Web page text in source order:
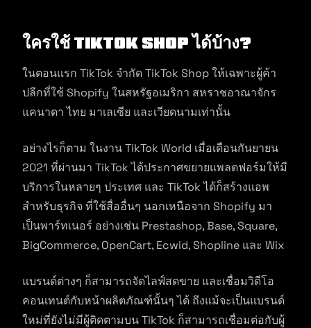
ใครใช้ TikTok Shop ได้บ้าง?
ในตอนแรก TikTok จำกัด TikTok Shop ให้เฉพาะผู้ค้า
ปลีกที่ใช้ Shopify ในสหรัฐอเมริกา สหราชอาณาจักร
แคนาดา ไทย มาเลเซีย และเวียดนามเท่านั้น
อย่างไรก็ตาม ในงาน TikTok World เมื่อเดือนกันยายน
2021 ที่ผ่านมา TikTok ได้ประกาศขยายแพลตฟอร์มให้มี
บริการในหลายๆ ประเทศ และ TikTok ได้ก็สร้างแอพ
สำหรับธุรกิจ ที่ใช้สื่ออื่นๆ นอกเหนือจาก Shopify มา
เป็นพาร์ทเนอร์ อย่างเช่น Prestashop, Base, Square,
BigCommerce, OpenCart, Ecwid, Shopline และ Wix
แบรนด์ต่างๆ ก็สามารถจัดไลฟ์สดขาย และเชื่อมวิดีโอ
คอนเทนต์กับหน้าผลิตภัณฑ์นั้นๆ ได้ ถึงแม้จะเป็นแบรนด์
ใหม่ที่ยังไม่มีผู้ติดตามบน TikTok ก็สามารถเชื่อมต่อกับผู้